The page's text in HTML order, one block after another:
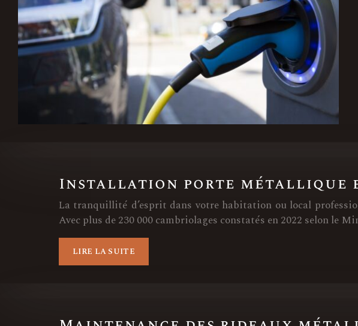
Installation porte métallique
La tranquillité d’esprit dans votre habitation ou local
Avec plus de 230 000 cambriolages constatés en 2022 selon le
LIRE LA SUITE